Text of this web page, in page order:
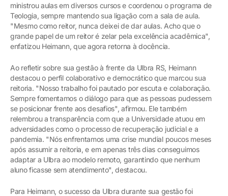
ministrou aulas em diversos cursos e coordenou o programa de
Teologia, sempre mantendo sua ligação com a sala de aula.
"Mesmo como reitor, nunca deixei de dar aulas. Acho que o
grande papel de um reitor é zelar pela excelência acadêmica",
enfatizou Heimann, que agora retorna à docência.
Ao refletir sobre sua gestão à frente da Ulbra RS, Heimann
destacou o perfil colaborativo e democrático que marcou sua
reitoria. "Nosso trabalho foi pautado por escuta e colaboração.
Sempre fomentamos o diálogo para que as pessoas pudessem
se posicionar frente aos desafios", afirmou. Ele também
relembrou a transparência com que a Universidade atuou em
adversidades como o processo de recuperação judicial e a
pandemia. "Nós enfrentamos uma crise mundial poucos meses
após assumir a reitoria, e em apenas três dias conseguimos
adaptar a Ulbra ao modelo remoto, garantindo que nenhum
aluno ficasse sem atendimento", destacou.
Para Heimann, o sucesso da Ulbra durante sua gestão foi